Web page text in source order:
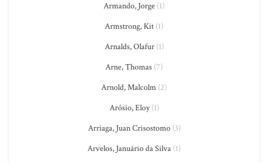
Armando, Jorge (1)
Armstrong, Kit (1)
Arnalds, Olafur(1)
Arne, Thomas (7)
Arnold, Malcolm (2)
Arósio, Eloy(1)
Arriaga, Juan Crisostomo(3)
Arvelos, Januário da Silva (1)